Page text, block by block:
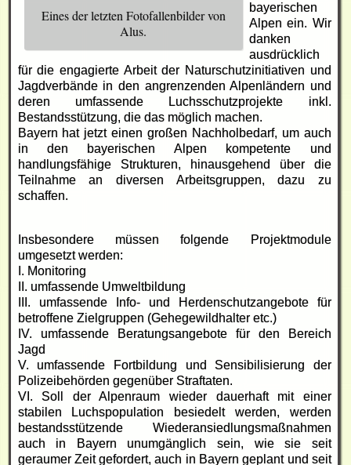
Eines der letzten Fotofallenbilder von
Alus.
bayerischen
Alpen ein. Wir
danken
ausdrücklich
für die engagierte Arbeit der Naturschutzinitiativen und
Jagdverbände in den angrenzenden Alpenländern und
deren umfassende Luchsschutzprojekte inkl.
Bestandsstützung, die das möglich machen.
Bayern hat jetzt einen großen Nachholbedarf, um auch
in den bayerischen Alpen kompetente und
handlungsfähige Strukturen, hinausgehend über die
Teilnahme an diversen Arbeitsgruppen, dazu zu
schaffen.
Insbesondere müssen folgende Projektmodule
umgesetzt werden:
I. Monitoring
II. umfassende Umweltbildung
III. umfassende Info- und Herdenschutzangebote für
betroffene Zielgruppen (Gehegewildhalter etc.)
IV. umfassende Beratungsangebote für den Bereich
Jagd
V. umfassende Fortbildung und Sensibilisierung der
Polizeibehörden gegenüber Straftaten.
VI. Soll der Alpenraum wieder dauerhaft mit einer
stabilen Luchspopulation besiedelt werden, werden
bestandsstützende Wiederansiedlungsmaßnahmen
auch in Bayern unumgänglich sein, wie sie seit
geraumer Zeit gefordert, auch in Bayern geplant und seit